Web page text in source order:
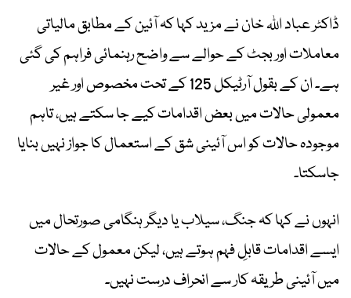
ڈاکٹر عباد اللہ خان نے مزید کہا کہ آئین کے مطابق مالیاتی
معاملات اور بجٹ کے حوالے سے واضح رہنمائی فراہم کی گئی
ہے۔ ان کے بقول آرٹیکل 125 کے تحت مخصوص اور غیر
معمولی حالات میں بعض اقدامات کیے جا سکتے ہیں، تاہم
موجودہ حالات کو اس آئینی شق کے استعمال کا جواز نہیں بنایا
جاسکتا۔
انہوں نے کہا کہ جنگ، سیلاب یا دیگر ہنگامی صورتحال میں
ایسے اقدامات قابلِ فہم ہوتے ہیں، لیکن معمول کے حالات
میں آئینی طریقہ کار سے انحراف درست نہیں۔